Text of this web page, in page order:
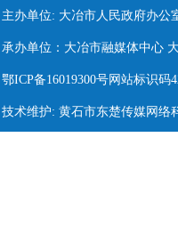
主办单位: 大冶市人民政府办公
承办单位：大冶市融媒体中心
鄂ICP备16019300号网站标识码
技术维护: 黄石市东楚传媒网络